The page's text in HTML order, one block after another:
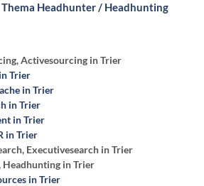
Headhunter / Headhunting
Activesourcing in Trier
Trier
in Trier
in Trier
in Trier
in Trier
Executivesearch in Trier
Headhunting in Trier
in Trier